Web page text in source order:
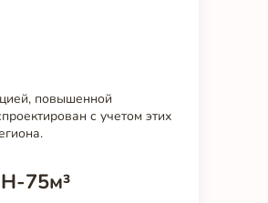
повышенной
с учетом этих
75м³